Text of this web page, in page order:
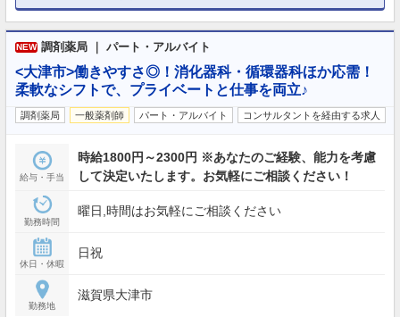
NEW 調剤薬局 ｜ パート・アルバイト
<大津市>働きやすさ◎！消化器科・循環器科ほか応需！
柔軟なシフトで、プライベートと仕事を両立♪
調剤薬局 一般薬剤師 パート・アルバイト コンサルタントを経由する求人
給与・手当
時給1800円～2300円 ※あなたのご経験、能力を考慮
して決定いたします。お気軽にご相談ください！
勤務時間
曜日,時間はお気軽にご相談ください
休日・休暇
日祝
勤務地
滋賀県大津市